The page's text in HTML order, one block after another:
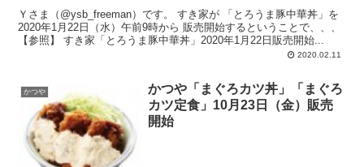
Ｙさま（@ysb_freeman）です。 すき家が 「とろうま豚中華丼」を
2020年1月22日（水）午前9時から 販売開始するということで、、、
【参照】 すき家「とろうま豚中華丼」2020年1月22日販売開始...
2020.02.11
かつや
かつや「まぐろカツ丼」「まぐろ
カツ定食」10月23日（金）販売
開始